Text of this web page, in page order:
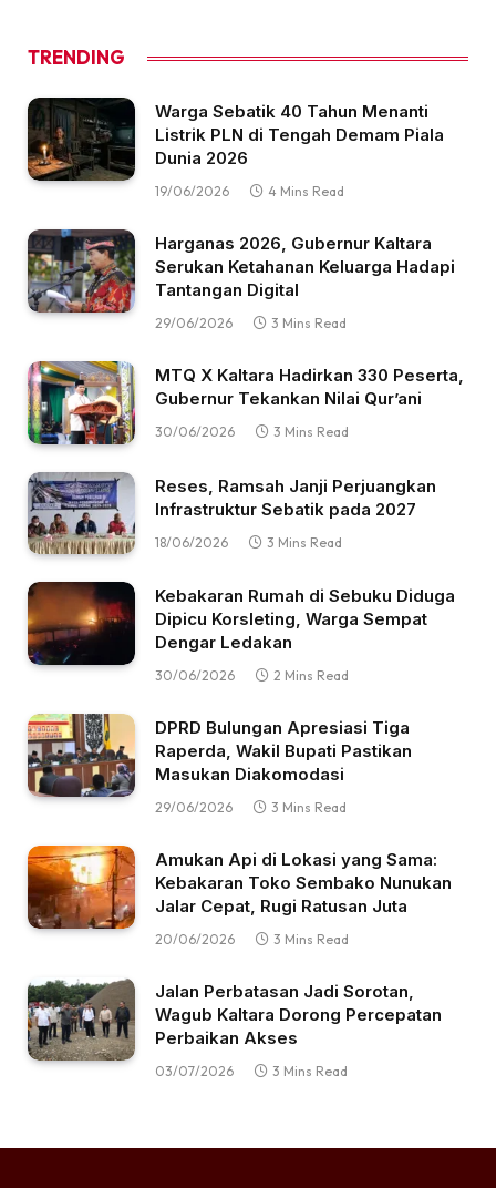
TRENDING
Warga Sebatik 40 Tahun Menanti
Listrik PLN di Tengah Demam Piala
Dunia 2026
19/06/2026 4 Mins Read
Harganas 2026, Gubernur Kaltara
Serukan Ketahanan Keluarga Hadapi
Tantangan Digital
29/06/2026 3 Mins Read
MTQ X Kaltara Hadirkan 330 Peserta,
Gubernur Tekankan Nilai Qur’ani
30/06/2026 3 Mins Read
Reses, Ramsah Janji Perjuangkan
Infrastruktur Sebatik pada 2027
18/06/2026 3 Mins Read
Kebakaran Rumah di Sebuku Diduga
Dipicu Korsleting, Warga Sempat
Dengar Ledakan
30/06/2026 2 Mins Read
DPRD Bulungan Apresiasi Tiga
Raperda, Wakil Bupati Pastikan
Masukan Diakomodasi
29/06/2026 3 Mins Read
Amukan Api di Lokasi yang Sama:
Kebakaran Toko Sembako Nunukan
Jalar Cepat, Rugi Ratusan Juta
20/06/2026 3 Mins Read
Jalan Perbatasan Jadi Sorotan,
Wagub Kaltara Dorong Percepatan
Perbaikan Akses
03/07/2026 3 Mins Read